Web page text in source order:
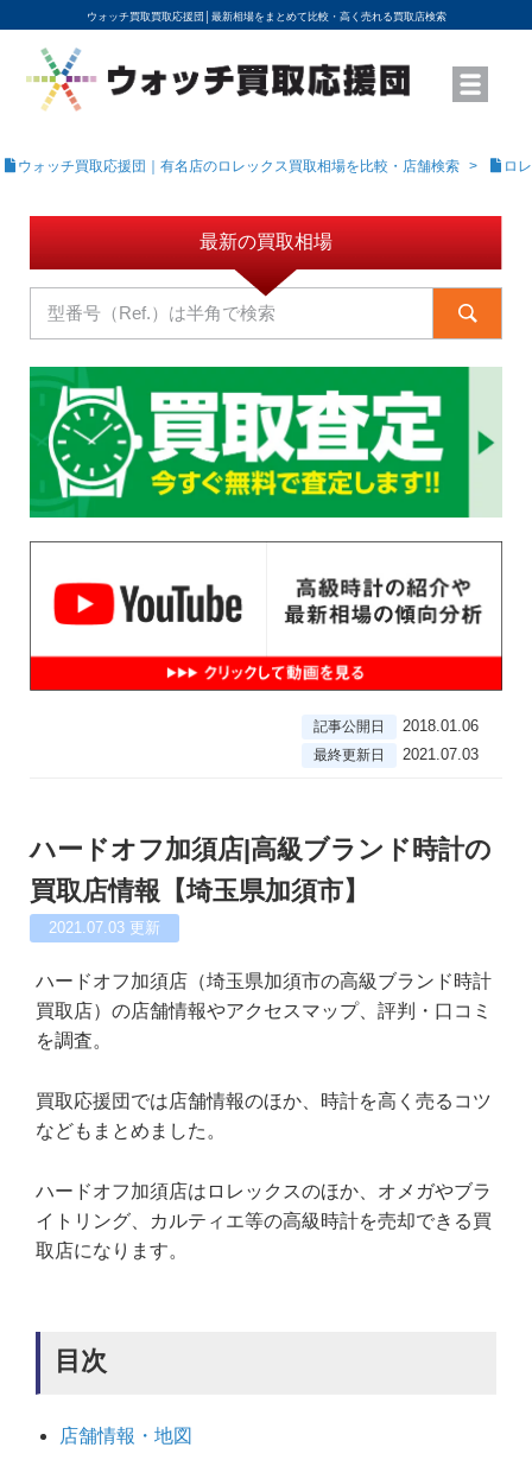
ウォッチ買取買取応援団│ 最新相場をまとめて比較・高く売れる買取店検索
YouTubeで動画を公開中
ROLEXモデル名から買取相場を調べる
高級時計ブランド名から買取相場を調べる
地域から買取店を探す
店舗名から買取店を探す
ブランド時計を高く売る方法
買取査定を依頼する
ウォッチ買取応援団｜有名店のロレックス買取相場を比較・店舗検索 ロ
最新の買取相場
記事公開日 2018.01.06
最終更新日 2021.07.03
ハードオフ加須店|高級ブランド時計の
買取店情報【埼玉県加須市】
2021.07.03 更新
ハードオフ加須店（埼玉県加須市の高級ブランド時計
買取店）の店舗情報やアクセスマップ、評判・口コミ
を調査。
買取応援団では店舗情報のほか、時計を高く売るコツ
などもまとめました。
ハードオフ加須店はロレックスのほか、オメガやブラ
イトリング、カルティエ等の高級時計を売却できる買
取店になります。
目次
店舗情報・地図